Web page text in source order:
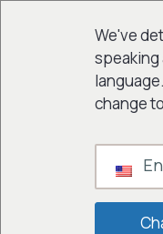
We've
change